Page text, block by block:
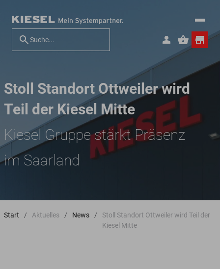
Stoll Standort Ottweiler wird
Teil der Kiesel Mitte
Kiesel Gruppe stärkt Präsenz
im Saarland
Start Aktuelles News
Stoll Standort Ottweiler wird Teil der
Kiesel Mitte